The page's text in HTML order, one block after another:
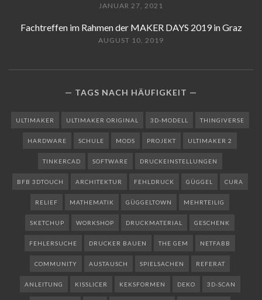
JANUAR 27, 2021
Fachtreffen im Rahmen der MAKER DAYS 2019 in Graz
AUGUST 10, 2019
TAGS NACH HÄUFIGKEIT
ULTIMAKER ULTIMAKER ORIGINAL 3D-MODELL THINGIVERSE
HARDWARE SCHULE MODS PROJEKT ULTIMAKER 2
TINKERCAD SOFTWARE DRUCKEINSTELLUNGEN
BFB 3DTOUCH ARCHITEKTUR FEHLDRUCK GÜGGEL CURA
RELIEF MATHEMATIK GÜGGELTOWN MEHRTEILIG
SKETCHUP WORKSHOP DRUCKMATERIAL GESCHENK
FEHLERSUCHE DRUCKER BAUEN THE GEM NETFABB
COMMUNITY AUSTAUSCH SPIELSACHEN REFERAT
ANLEITUNG KISSLICER KEKSFORMEN DEKO 3D-SCAN